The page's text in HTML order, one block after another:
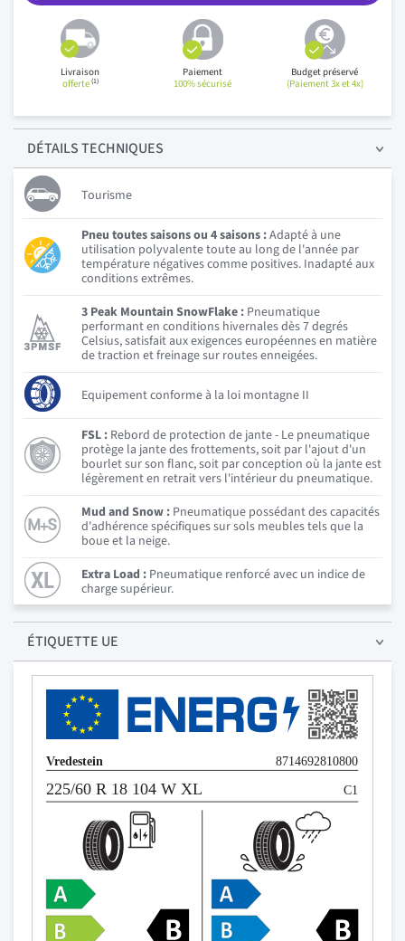
Livraison
offerte(1)
Paiement
100% sécurisé
Budget préservé
(Paiement 3x et 4x)
DÉTAILSTECHNIQUES
Tourisme
Pneu toutes saisons ou 4 saisons :Adapté à une
utilisation polyvalente toute au long de l'année par
température négatives comme positives. Inadapté aux
conditions extrêmes.
3 Peak Mountain SnowFlake : Pneumatique
performant en conditions hivernales dès 7 degrés
Celsius, satisfait aux exigences européennes en matière
de traction et freinage sur routes enneigées.
Equipement conforme à la loi montagne II
FSL : Rebord de protection de jante - Le pneumatique
protège la jante des frottements, soit par l'ajout d'un
bourlet sur son flanc, soit par conception où la jante est
légèrement en retrait vers l'intérieur du pneumatique.
Mud and Snow : Pneumatique possédant des capacités
d'adhérence spécifiques sur sols meubles tels que la
boue et la neige.
Extra Load : Pneumatique renforcé avec un indice de
charge supérieur.
ÉTIQUETTE UE